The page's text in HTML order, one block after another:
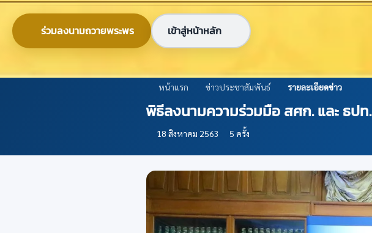
ร่วมลงนามถวายพระพร เข้าสู่หน้าหลัก
0-2579-8161 nabc@nabc.go.th
ศูนย์ข้อมูลเกษตรแห่งชาติ
National Agricultural Big Data Center
หน้าแรก ข่าวประชาสัมพันธ์ รายละเอียดข่าว
พิธีลงนามความร่วมมือ สศก. และ ธปท.
18 สิงหาคม 2563 5 ครั้ง